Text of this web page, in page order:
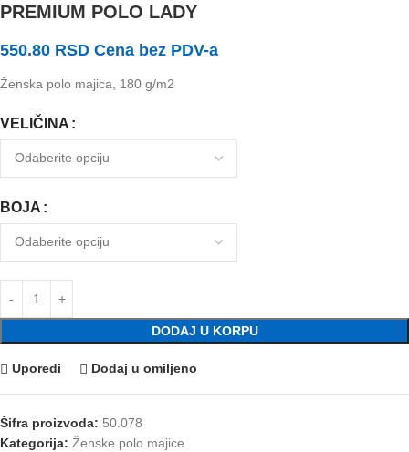
PREMIUM POLO LADY
550.80 RSD Cena bez PDV-a
Ženska polo majica, 180 g/m2
VELIČINA
BOJA
DODAJ U KORPU
Uporedi Dodaj u omiljeno
Šifra proizvoda: 50.078
Kategorija: Ženske polo majice